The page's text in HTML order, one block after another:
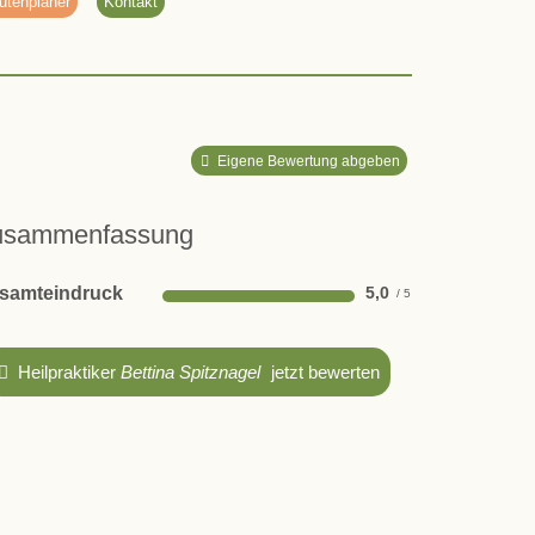
Eigene Bewertung abgeben
5,0
HeilpraktikerBettina Spitznagel jetzt bewerten